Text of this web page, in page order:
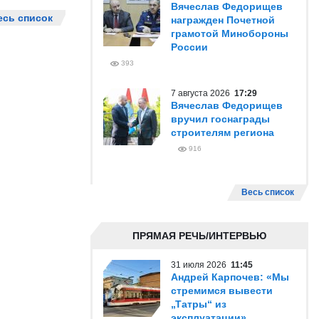
список
Вячеслав Федорищев
награжден Почетной
грамотой Минобороны
России
393
7 августа 2026 17:29
Вячеслав Федорищев
вручил госнаграды
строителям региона
916
Весь список
ПРЯМАЯ РЕЧЬ/ИНТЕРВЬЮ
31 июля 2026 11:45
Андрей Карпочев: «Мы
стремимся вывести
„Татры“ из